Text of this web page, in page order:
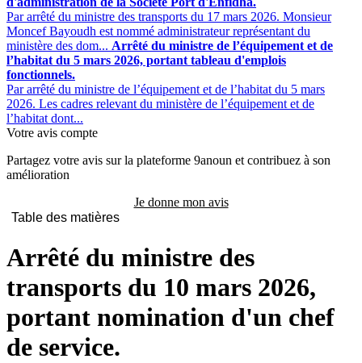
Par arrêté du ministre des transports du 17 mars 2026. Monsieur
Moncef Bayoudh est nommé administrateur représentant du
ministère des dom... Arrêté du ministre de l’équipement et de
l’habitat du 5 mars 2026, portant tableau d'emplois
fonctionnels.
Par arrêté du ministre de l’équipement et de l’habitat du 5 mars
2026. Les cadres relevant du ministère de l’équipement et de
l’habitat dont...
Votre avis compte
Partagez votre avis sur la plateforme 9anoun et contribuez à son
amélioration
Je donne mon avis
Table des matières
Arrêté du ministre des
transports du 10 mars 2026,
portant nomination d'un chef
de service.